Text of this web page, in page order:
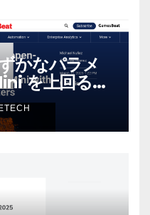
かなパラメ
を上回る新
モデルをリ